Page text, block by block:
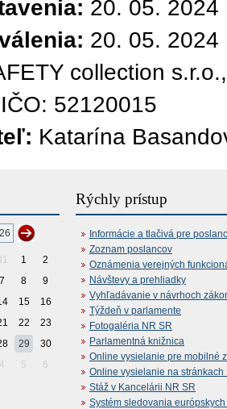
20. 05. 2024
20. 05. 2024
collection
52120015
Katarína
1
2
7 8
9
15
16
22
23
29
30
4 5 6
Rýchly prístup
Informácie a tlačivá pre
Zoznam poslancov
Oznámenia verejných
Návštevy a prehliadky
Vyhľadávanie v návrhoch
Týždeň v parlamente
Fotogaléria NR SR
Parlamentná knižnica
Online vysielanie pre mobilné
Online vysielanie na stránkach
Stáž v Kancelárii NR SR
Systém sledovania